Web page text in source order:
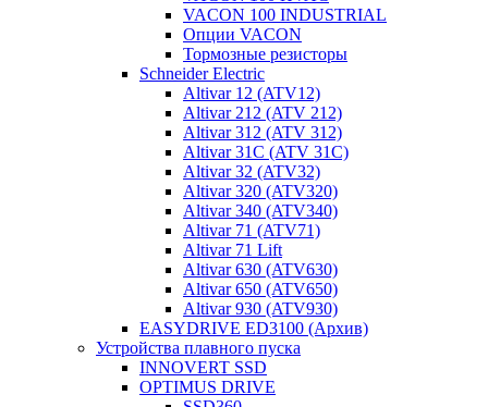
VACON 100 INDUSTRIAL
Опции VACON
Тормозные резисторы
Schneider Electric
Altivar 12 (ATV12)
Altivar 212 (ATV 212)
Altivar 312 (ATV 312)
Altivar 31C (ATV 31C)
Altivar 32 (ATV32)
Altivar 320 (ATV320)
Altivar 340 (ATV340)
Altivar 71 (ATV71)
Altivar 71 Lift
Altivar 630 (ATV630)
Altivar 650 (ATV650)
Altivar 930 (ATV930)
EASYDRIVE ED3100 (Архив)
Устройства плавного пуска
INNOVERT SSD
OPTIMUS DRIVE